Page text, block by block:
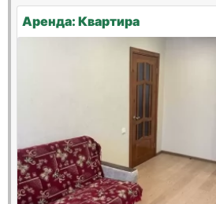
Аренда: Квартира